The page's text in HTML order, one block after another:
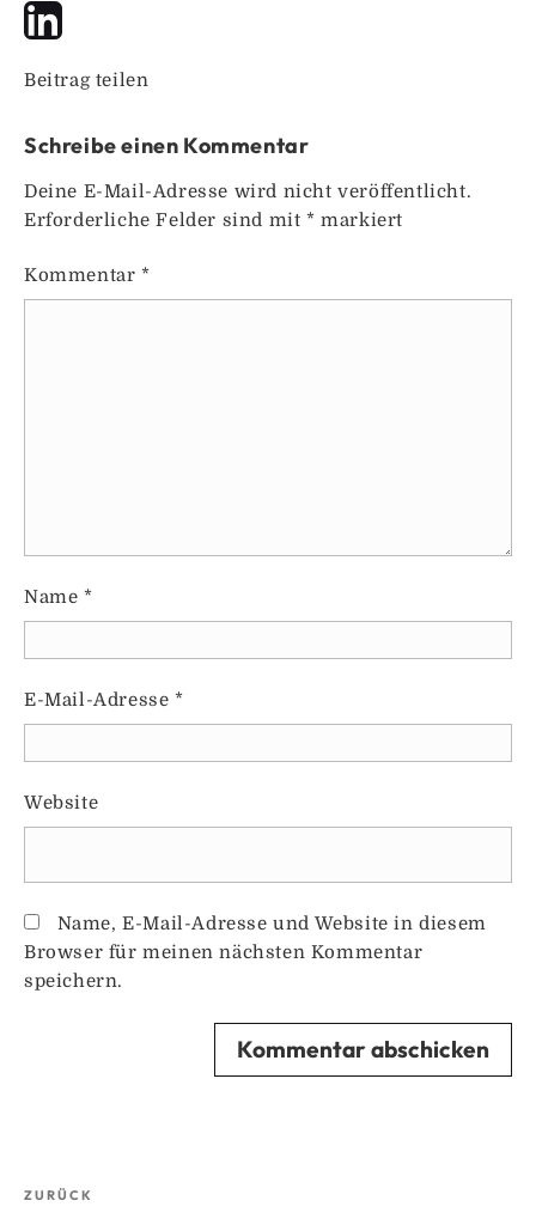
Beitrag teilen
Schreibe einen Kommentar
Deine E-Mail-Adresse wird nicht veröffentlicht.
Erforderliche Felder sind mit* markiert
Kommentar *
Name *
E-Mail-Adresse *
Website
Name, E-Mail-Adresse und Website in diesem
Browser für meinen nächsten Kommentar
speichern.
Beitragsnavigation
Vorheriger
ZURÜCK